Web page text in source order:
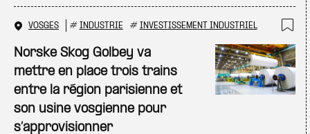
VOSGES # INDUSTRIE # INVESTISSEMENT INDUSTRIEL
Norske Skog Golbey va
mettre en place trois trains
entre la région parisienne et
son usine vosgienne pour
s’approvisionner